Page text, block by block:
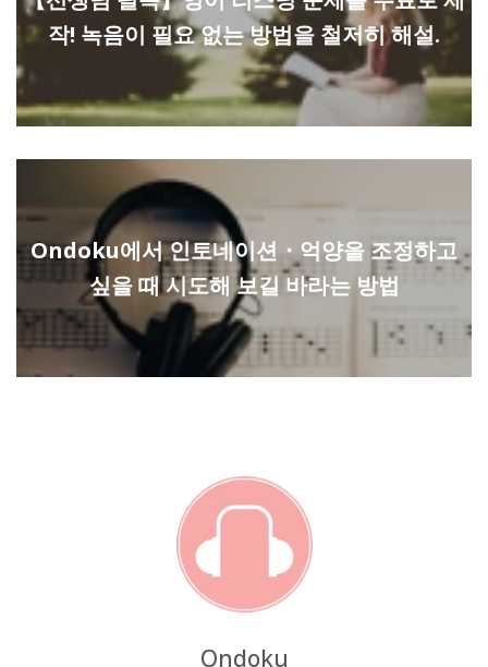
작! 녹음이 필요 없는 방법을 철저히 해설.
Ondoku에서 인토네이션・억양을 조정하고
싶을 때 시도해 보길 바라는 방법
Ondoku